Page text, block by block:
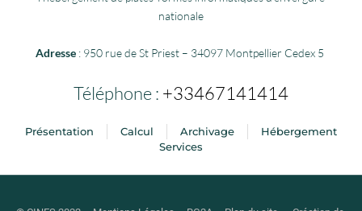
nationale
Adresse : 950 rue de St Priest – 34097 Montpellier Cedex 5
Téléphone : +33467141414
Présentation Calcul Archivage
Hébergement
Services